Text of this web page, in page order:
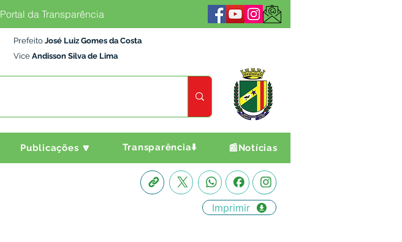
Portal da Transparência
Prefeito José Luiz Gomes da Costa
Vice Andisson Silva de Lima
Publicações 🔽 Transparência⬇️ 📰Notícias
Imprimir